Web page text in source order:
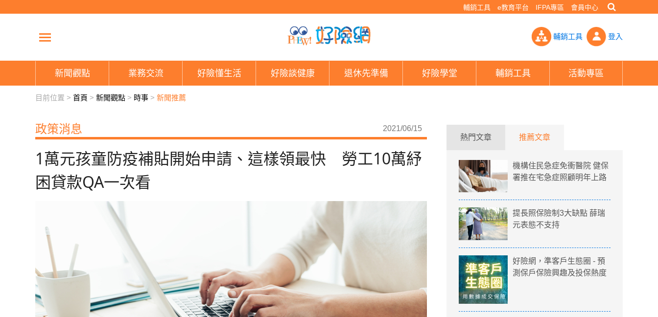
輔銷工具 e教育平台 IFPA專區 會員中心
1萬元孩童防疫補貼開始申請、這樣領最快 勞工10萬紓困貸款QA一次看- PHEW!好險網
輔銷工具 登入
新聞觀點 業務交流 好險懂生活 好險談健康 退休先準備 好險學堂 輔銷工具 活動專區
目前位置 > 首頁 > 新聞觀點 > 時事 > 新聞推薦
政策消息 2021/06/15
1萬元孩童防疫補貼開始申請、這樣領最快 勞工10萬紓
困貸款QA一次看
熱門文章 推薦文章
機構住民急症免衝醫院 健保
署推在宅急症照顧明年上路
提長照保險制3大缺點 薛瑞
元表態不支持
好險網，準客戶生態圈 - 預
測保戶保險興趣及投保熱度